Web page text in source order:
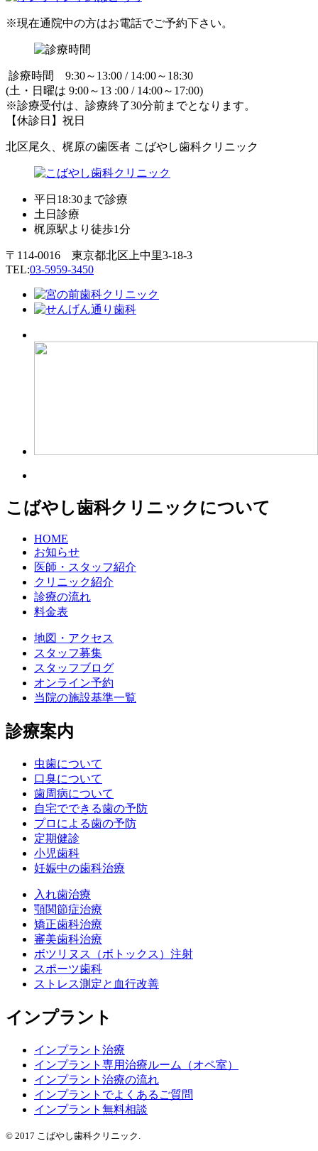
※現在通院中の方はお電話でご予約下さい。
診療時間 9:30～13:00 / 14:00～18:30
(土・日曜は 9:00～13 :00 / 14:00～17:00)
※診療受付は、診療終了30分前までとなります。
【休診日】祝日
北区尾久、梶原の歯医者 こばやし歯科クリニック
平日18:30まで診療
土日診療
梶原駅より徒歩1分
〒114-0016 東京都北区上中里3-18-3
TEL:03-5959-3450
こばやし歯科クリニックについて
HOME
お知らせ
医師・スタッフ紹介
クリニック紹介
診療の流れ
料金表
地図・アクセス
スタッフ募集
スタッフブログ
オンライン予約
当院の施設基準一覧
診療案内
虫歯について
口臭について
歯周病について
自宅でできる歯の予防
プロによる歯の予防
定期健診
小児歯科
妊娠中の歯科治療
入れ歯治療
顎関節症治療
矯正歯科治療
審美歯科治療
ボツリヌス（ボトックス）注射
スポーツ歯科
ストレス測定と血行改善
インプラント
インプラント治療
インプラント専用治療ルーム（オペ室）
インプラント治療の流れ
インプラントでよくあるご質問
インプラント無料相談
© 2017 こばやし歯科クリニック.